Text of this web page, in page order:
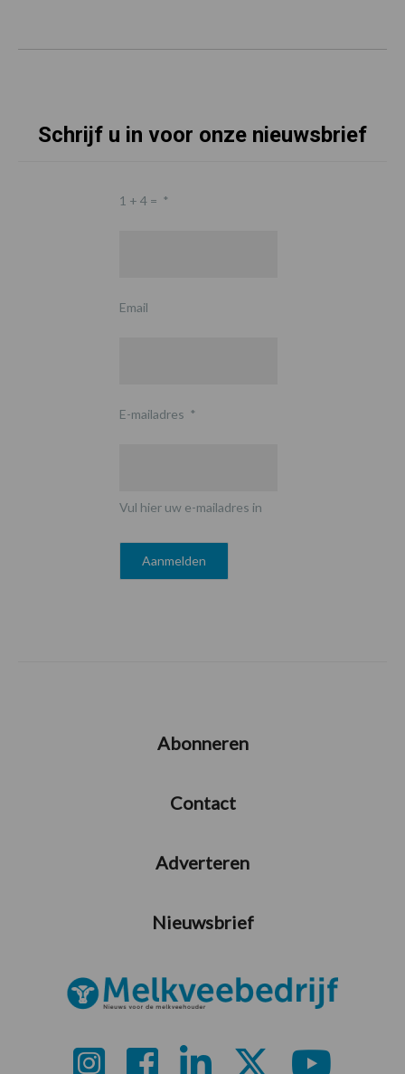
Schrijf u in voor onze nieuwsbrief
1 + 4 = *
Email
E-mailadres *
Vul hier uw e-mailadres in
Abonneren
Contact
Adverteren
Nieuwsbrief